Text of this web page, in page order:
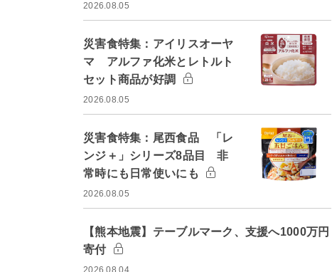
2026.08.05
災害食特集：アイリスオーヤ
マ アルファ化米とレトルト
セット商品が好調
2026.08.05
災害食特集：尾西食品 「レ
ンジ＋」シリーズ8品目 非
常時にも日常使いにも
2026.08.05
【熊本地震】テーブルマーク、支援へ1000万円
寄付
2026.08.04